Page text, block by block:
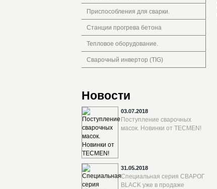
Приспособления для сварки.
Станции прогрева бетона
Тепловое оборудование.
Сварочный инвертор (TIG)
Новости
03.07.2018
Поступление сварочных
масок. Новинки от TECMEN!
31.05.2018
Специальная серия СВАРОГ
BLACK уже в продаже